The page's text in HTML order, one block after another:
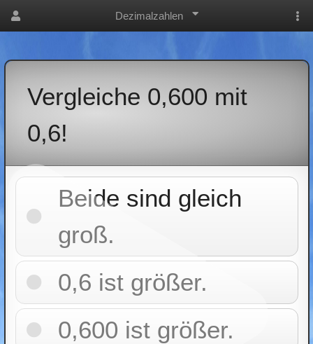
Dezimalzahlen
Vergleiche 0,600 mit
0,6!
Beide sind gleich
groß.
0,6 ist größer.
0,600 ist größer.